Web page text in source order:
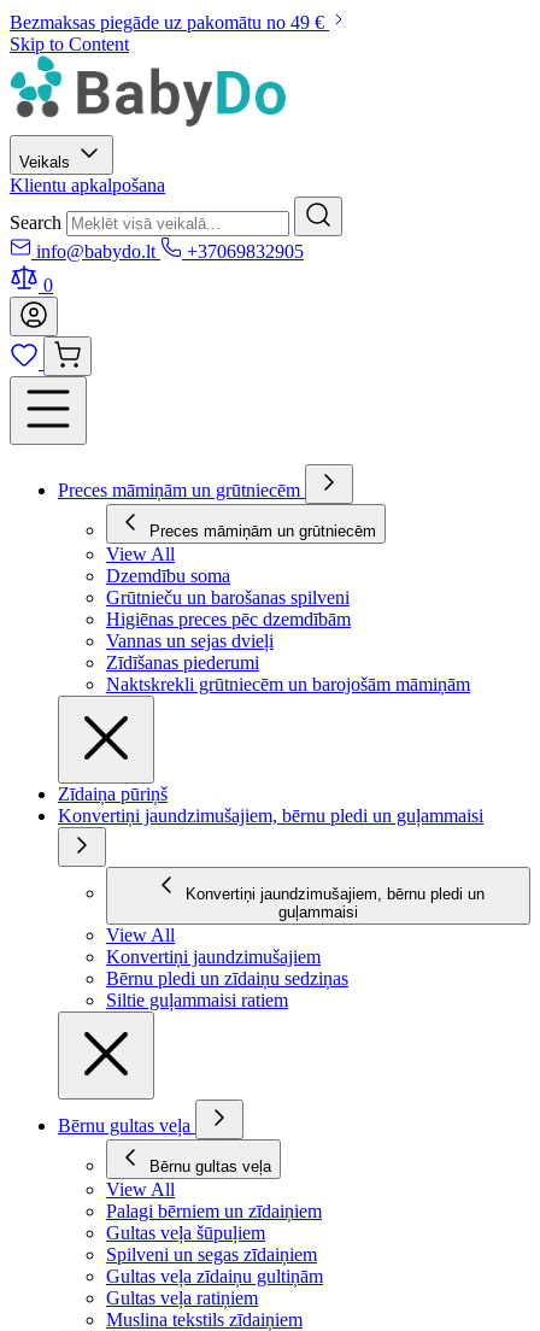
Bezmaksas piegāde uz pakomātu no 49 €
Skip to Content
Veikals
Klientu apkalpošana
Search
info@babydo.lt
+37069832905
0
Preces māmiņām un grūtniecēm
Preces māmiņām un grūtniecēm
View All
Dzemdību soma
Grūtnieču un barošanas spilveni
Higiēnas preces pēc dzemdībām
Vannas un sejas dvieļi
Zīdīšanas piederumi
Naktskrekli grūtniecēm un barojošām māmiņām
Zīdaiņa pūriņš
Konvertiņi jaundzimušajiem, bērnu pledi un guļammaisi
Konvertiņi jaundzimušajiem, bērnu pledi un
guļammaisi
View All
Konvertiņi jaundzimušajiem
Bērnu pledi un zīdaiņu sedziņas
Siltie guļammaisi ratiem
Bērnu gultas veļa
Bērnu gultas veļa
View All
Palagi bērniem un zīdaiņiem
Gultas veļa šūpuļiem
Spilveni un segas zīdaiņiem
Gultas veļa zīdaiņu gultiņām
Gultas veļa ratiņiem
Muslina tekstils zīdaiņiem